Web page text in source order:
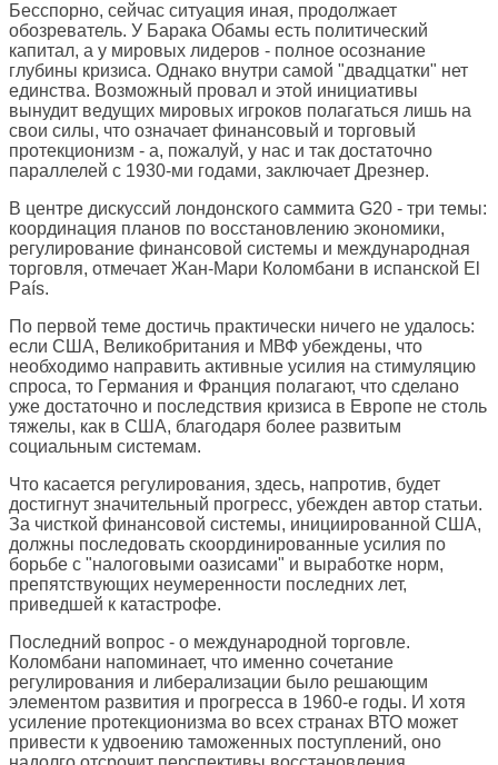
Бесспорно, сейчас ситуация иная, продолжает
обозреватель. У Барака Обамы есть политический
капитал, а у мировых лидеров - полное осознание
глубины кризиса. Однако внутри самой "двадцатки" нет
единства. Возможный провал и этой инициативы
вынудит ведущих мировых игроков полагаться лишь на
свои силы, что означает финансовый и торговый
протекционизм - а, пожалуй, у нас и так достаточно
параллелей с 1930-ми годами, заключает Дрезнер.
В центре дискуссий лондонского саммита G20 - три темы:
координация планов по восстановлению экономики,
регулирование финансовой системы и международная
торговля, отмечает Жан-Мари Коломбани в испанской El
País.
По первой теме достичь практически ничего не удалось:
если США, Великобритания и МВФ убеждены, что
необходимо направить активные усилия на стимуляцию
спроса, то Германия и Франция полагают, что сделано
уже достаточно и последствия кризиса в Европе не столь
тяжелы, как в США, благодаря более развитым
социальным системам.
Что касается регулирования, здесь, напротив, будет
достигнут значительный прогресс, убежден автор статьи.
За чисткой финансовой системы, инициированной США,
должны последовать скоординированные усилия по
борьбе с "налоговыми оазисами" и выработке норм,
препятствующих неумеренности последних лет,
приведшей к катастрофе.
Последний вопрос - о международной торговле.
Коломбани напоминает, что именно сочетание
регулирования и либерализации было решающим
элементом развития и прогресса в 1960-е годы. И хотя
усиление протекционизма во всех странах ВТО может
привести к удвоению таможенных поступлений, оно